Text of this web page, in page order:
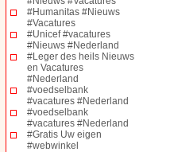
#Humanitas #Nieuws
#Vacatures
#Unicef #vacatures
#Nieuws #Nederland
#Leger des heils Nieuws
en Vacatures
#Nederland
#voedselbank
#vacatures #Nederland
#voedselbank
#vacatures #Nederland
#Gratis Uw eigen
#webwinkel